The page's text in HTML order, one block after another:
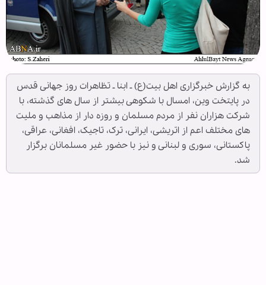
به گزارش خبرگزاری اهل بیت(ع) ـ ابنا ـ تظاهرات روز جهانی قدس
در پایتخت وین، امسال با شکوهی بیشتر از سال های گذشته، با
شرکت هزاران نفر از مردم مسلمان و روزه دار از مذاهب و ملیت
های مختلف اعم از اتریشی، ایرانی، ترک، تاجیک، افغانی، عراقی،
پاکستانی، سوری و لبنانی و نیز با حضور غیر مسلمانان برگزار
شد.